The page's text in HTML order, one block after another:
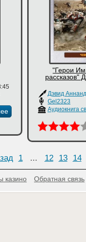
"Герои
рассказов"
Gel2323
1 ... 12 13 14
казино Обратная связь